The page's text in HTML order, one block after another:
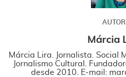
AUTOR
Márcia
Márcia Lira. Jornalista. Social
Jornalismo Cultural.
desde 2010. E-mail: